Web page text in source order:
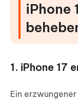
iPhone
1. iPhone 17
Ein